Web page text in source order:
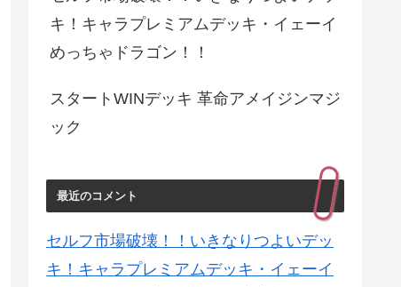
キ！キャラプレミアムデッキ・イェーイ
めっちゃドラゴン！！
スタートWINデッキ 革命アメイジンマジ
ック
最近のコメント
セルフ市場破壊！！いきなりつよいデッ
キ！キャラプレミアムデッキ・イェーイ